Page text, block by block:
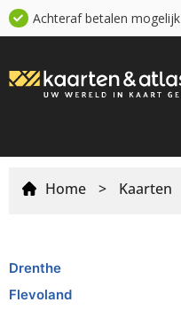
Achteraf betalen mogelijk
Home > Kaarten
Drenthe
Flevoland